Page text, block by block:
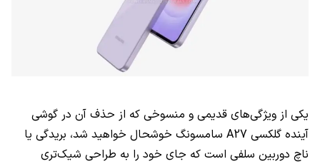
یکی از ویژگی‌های قدیمی و منسوخی که از حذف آن در گوشی
آینده گلکسی A27 سامسونگ خوشحال خواهید شد، بریدگی یا
ناچ دوربین سلفی است که جای خود را به طراحی شیک‌تری